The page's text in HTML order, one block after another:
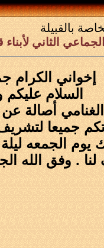
بالقبيلة
الثاني لأبناء
إخواني الكرام
السلام عليكم
أصالة
جميعا لتشريف
. وفق الله